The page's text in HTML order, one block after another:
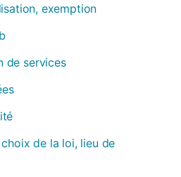
exemption
de services
de la loi, lieu de